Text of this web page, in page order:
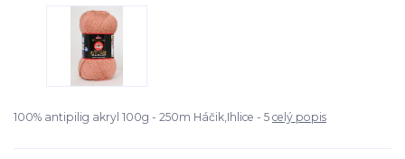
100% antipilig akryl 100g - 250m Háčik,Ihlice - 5 celý popis